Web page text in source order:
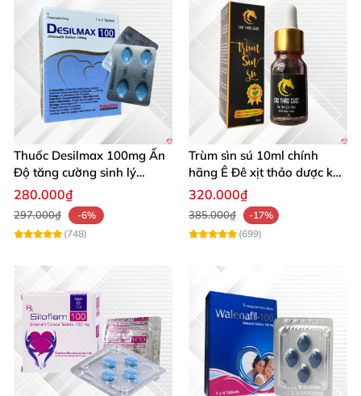
Thuốc Desilmax 100mg Ấn
Độ tăng cường sinh lý
cường dương hiệu quả
280.000₫
297.000₫
-6%
(748)
Trùm sìn sú 10ml chính
hãng Ê Đê xịt thảo dược kéo
dài quan hệ
320.000₫
385.000₫
-17%
(699)